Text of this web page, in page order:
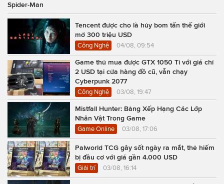
Spider-Man
Tencent được cho là hủy bom tấn thế giới
mở 300 triệu USD
Công Nghệ 04/08, 09:54
Game thủ mua được GTX 1050 Ti với giá chỉ
2 USD tại cửa hàng đồ cũ, vẫn chạy
Cyberpunk 2077
Công Nghệ 03/08, 19:47
Mistfall Hunter: Bảng Xếp Hạng Các Lớp
Nhân Vật Trong Game
Game Online 03/08, 17:06
Palworld TCG gây sốt ngày ra mắt, thẻ hiếm
bị đầu cơ với giá gần 4.000 USD
Giải trí 03/08, 16:14